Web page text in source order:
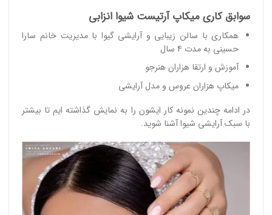
سوابق کاری میکاپ آرتیست شیوا انزابی
همکاری با سالن زیبایی و آرایشی گیوا با مدیریت خانم سارا
حسینی به مدت 4 سال
آموزش و ارتقا هزاران هنرجو
میکاپ هزاران عروس و مدل آرایشی
در ادامه چندین نمونه کار ایشون را به نمایش گذاشته ایم تا بیشتر
با سبک آرایشی شیوا آشنا شوید.